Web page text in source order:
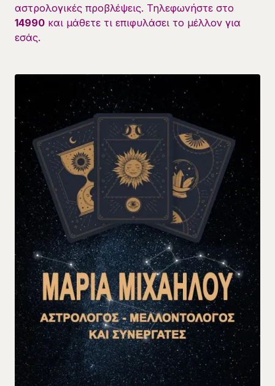
αστρολογικές προβλέψεις. Τηλεφωνήστε στο
14990 και μάθετε τι επιφυλάσει το μέλλον για
εσάς.